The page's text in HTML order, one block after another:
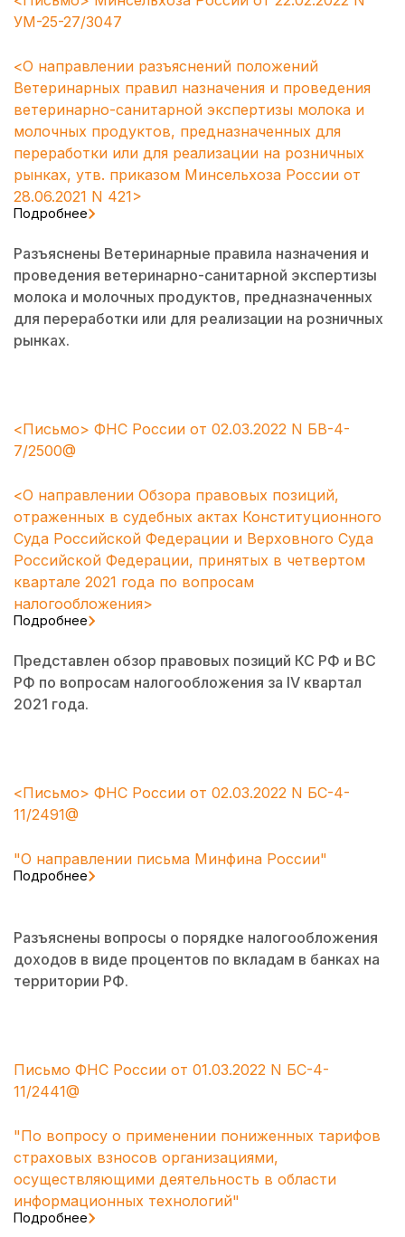
УМ-25-27/3047
<О направлении разъяснений положений
Ветеринарных правил назначения и проведения
ветеринарно-санитарной экспертизы молока и
молочных продуктов, предназначенных для
переработки или для реализации на розничных
рынках, утв. приказом Минсельхоза России от
28.06.2021 N 421>
Подробнее
Разъяснены Ветеринарные правила назначения и
проведения ветеринарно-санитарной экспертизы
молока и молочных продуктов, предназначенных
для переработки или для реализации на розничных
рынках.
<Письмо> ФНС России от 02.03.2022 N БВ-4-
7/2500@
<О направлении Обзора правовых позиций,
отраженных в судебных актах Конституционного
Суда Российской Федерации и Верховного Суда
Российской Федерации, принятых в четвертом
квартале 2021 года по вопросам
налогообложения>
Подробнее
Представлен обзор правовых позиций КС РФ и ВС
РФ по вопросам налогообложения за IV квартал
2021 года.
<Письмо> ФНС России от 02.03.2022 N БС-4-
11/2491@
"О направлении письма Минфина России"
Подробнее
Разъяснены вопросы о порядке налогообложения
доходов в виде процентов по вкладам в банках на
территории РФ.
Письмо ФНС России от 01.03.2022 N БС-4-
11/2441@
"По вопросу о применении пониженных тарифов
страховых взносов организациями,
осуществляющими деятельность в области
информационных технологий"
Подробнее